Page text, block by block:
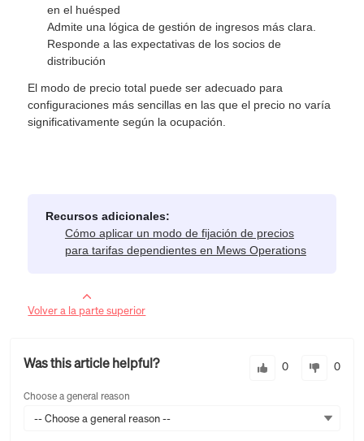
en el huésped
Admite una lógica de gestión de ingresos más clara.
Responde a las expectativas de los socios de
distribución
El modo de precio total puede ser adecuado para
configuraciones más sencillas en las que el precio no varía
significativamente según la ocupación.
Recursos adicionales:
Cómo aplicar un modo de fijación de precios
para tarifas dependientes en Mews Operations
Volver a la parte superior
Was this article helpful? 0 0
Choose a general reason
-- Choose a general reason --